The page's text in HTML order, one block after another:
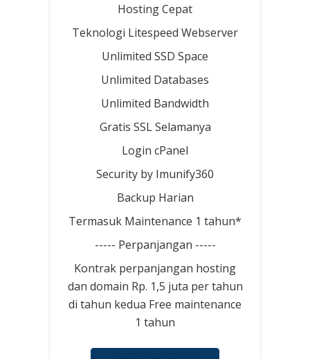
Hosting Cepat
Teknologi Litespeed Webserver
Unlimited SSD Space
Unlimited Databases
Unlimited Bandwidth
Gratis SSL Selamanya
Login cPanel
Security by Imunify360
Backup Harian
Termasuk Maintenance 1 tahun*
----- Perpanjangan -----
Kontrak perpanjangan hosting
dan domain Rp. 1,5 juta per tahun
di tahun kedua Free maintenance
1 tahun